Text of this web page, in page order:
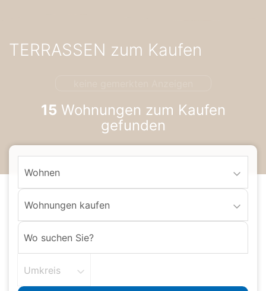
zur
Navigation
TERRASSEN zum Kaufen
15 Wohnungen zum Kaufen
gefunden
Wohnen
Wohnungen kaufen
Umkreis